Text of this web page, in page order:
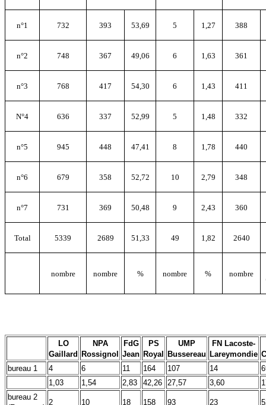
n°1 732 393 53,69 5 1,27 388
n°2 748 367 49,06 6 1,63 361
n°3 768 417 54,30 6 1,43 411
N°4 636 337 52,99 5 1,48 332
n°5 945 448 47,41 8 1,78 440
n°6 679 358 52,72 10 2,79 348
n°7 731 369 50,48 9 2,43 360
Total 5339 2689 51,33 49 1,82 2640
nombre nombre % nombre % nombre
LO
Gaillard
NPA
Rossignol
FdG
Jean
PS
Royal
UMP
Bussereau
FN Lacoste-
Lareymondie
bureau 1
4 6 11 164 107 14
1,03
1,54 2,83 42,26 27,57 3,60
bureau 2
2 10 18 158 93 23